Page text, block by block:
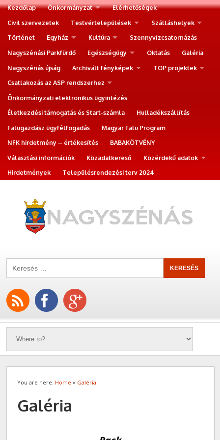
Kezdőlap Önkormányzat
Elérhetőségek
Civil szervezetek
Testvértelepülések
Szálláshelyek
Történet
Egyház Kultúra
Szennyvízcsatornázás
Nagyszénási Parkfürdő
Egészségügy Oktatás
Galéria
Nagyszénás újság
Archivált fényképek
TOP projektek
Csatlakozás az ASP rendszerhez
Önkormányzati elektronikus ügyintézés
Életkezdési támogatás és Start-számla
Hulladékszállítás
Falugazdász ügyfélfogadás
Magyar Falu Program
NFK hirdetmény – értékesítés
BABAKÖTVÉNY
Választási információk
Közadatkereső
Közérdekű adatok
Hirdetmények
Településrendezési terv 2024
You are here: Home » Galéria
Galéria